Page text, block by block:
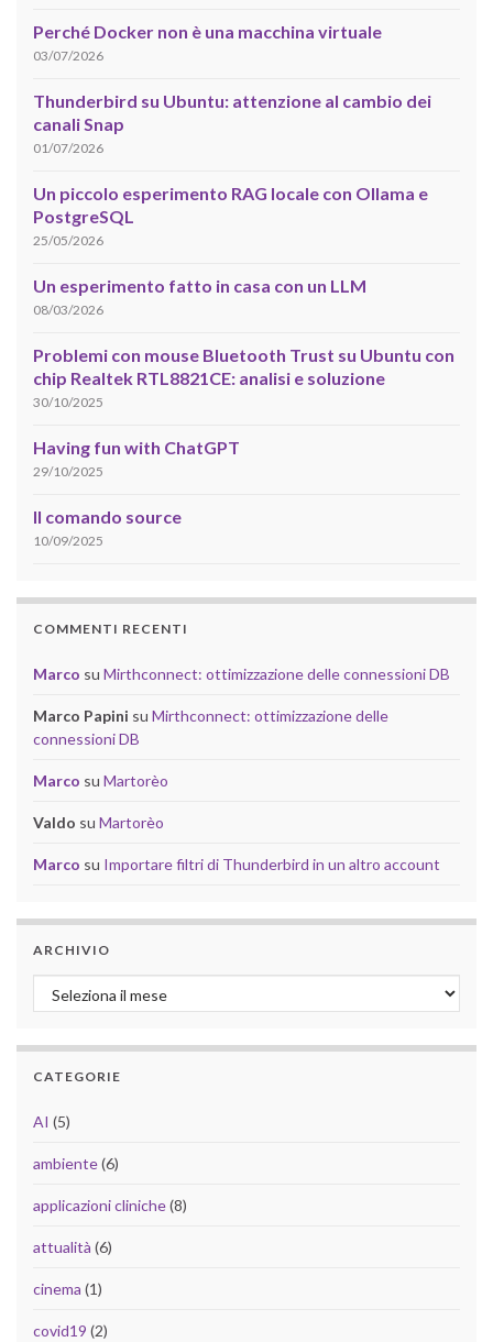
Perché Docker non è una macchina virtuale
03/07/2026
Thunderbird su Ubuntu: attenzione al cambio dei
canali Snap
01/07/2026
Un piccolo esperimento RAG locale con Ollama e
PostgreSQL
25/05/2026
Un esperimento fatto in casa con un LLM
08/03/2026
Problemi con mouse Bluetooth Trust su Ubuntu con
chip Realtek RTL8821CE: analisi e soluzione
30/10/2025
Having fun with ChatGPT
29/10/2025
Il comando source
10/09/2025
COMMENTI RECENTI
Marco su Mirthconnect: ottimizzazione delle connessioni DB
Marco Papini su Mirthconnect: ottimizzazione delle
connessioni DB
Marco su Martorèo
Valdo su Martorèo
Marco su Importare filtri di Thunderbird in un altro account
ARCHIVIO
Archivio
CATEGORIE
AI (5)
ambiente(6)
applicazioni cliniche(8)
attualità (6)
cinema (1)
covid19 (2)